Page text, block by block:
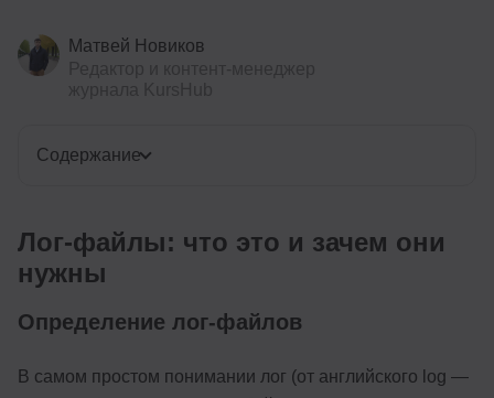
Матвей Новиков
Содержание
Лог-файлы: что это и зачем они
нужны
Определение лог-файлов
В самом простом понимании лог (от английского log —